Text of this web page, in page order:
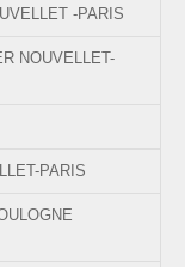
-PARIS
NOUVELLET-
PARIS